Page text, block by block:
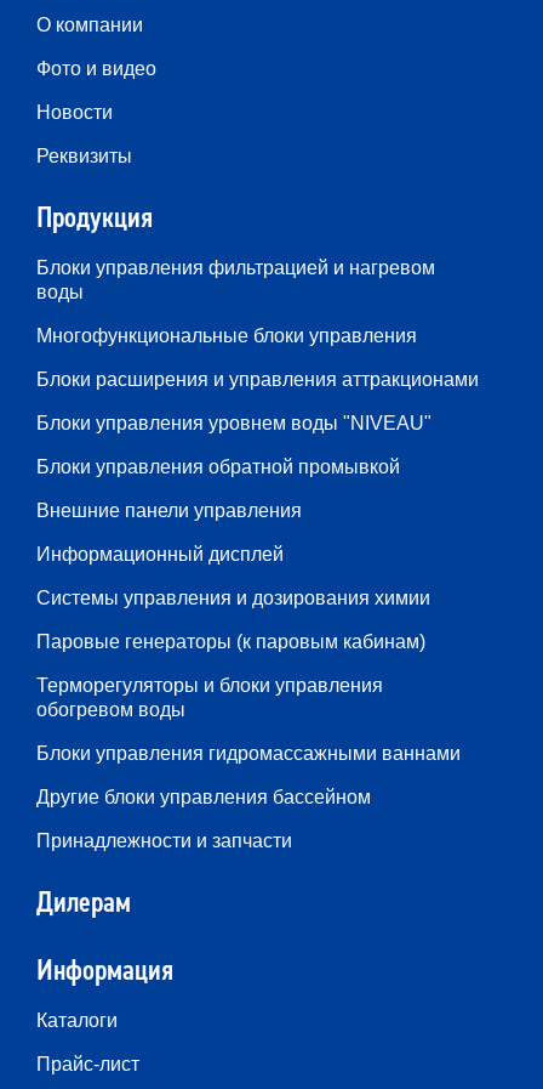
О компании
Фото и видео
Новости
Реквизиты
Продукция
Блоки управления фильтрацией и нагревом
воды
Многофункциональные блоки управления
Блоки расширения и управления аттракционами
Блоки управления уровнем воды "NIVEAU"
Блоки управления обратной промывкой
Внешние панели управления
Информационный дисплей
Системы управления и дозирования химии
Паровые генераторы (к паровым кабинам)
Терморегуляторы и блоки управления
обогревом воды
Блоки управления гидромассажными ваннами
Другие блоки управления бассейном
Принадлежности и запчасти
Дилерам
Информация
Каталоги
Прайс-лист